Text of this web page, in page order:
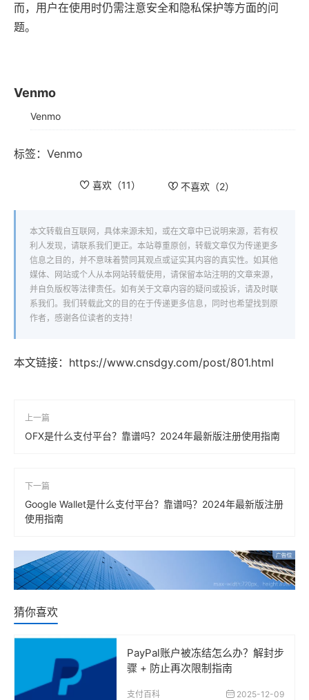
而，用户在使用时仍需注意安全和隐私保护等方面的问
题。
Venmo
Venmo
标签： Venmo
喜欢（11） 不喜欢（2）
本文转载自互联网，具体来源未知，或在文章中已说明来源，若有权
利人发现，请联系我们更正。本站尊重原创，转载文章仅为传递更多
信息之目的，并不意味着赞同其观点或证实其内容的真实性。如其他
媒体、网站或个人从本网站转载使用，请保留本站注明的文章来源，
并自负版权等法律责任。如有关于文章内容的疑问或投诉，请及时联
系我们。我们转载此文的目的在于传递更多信息，同时也希望找到原
作者，感谢各位读者的支持！
本文链接： https://www.cnsdgy.com/post/801.html
上一篇
OFX是什么支付平台？靠谱吗？2024年最新版注册使用指南
下一篇
Google Wallet是什么支付平台？靠谱吗？2024年最新版注册
使用指南
猜你喜欢
PayPal账户被冻结怎么办？解封步
骤 + 防止再次限制指南
支付百科 2025-12-09